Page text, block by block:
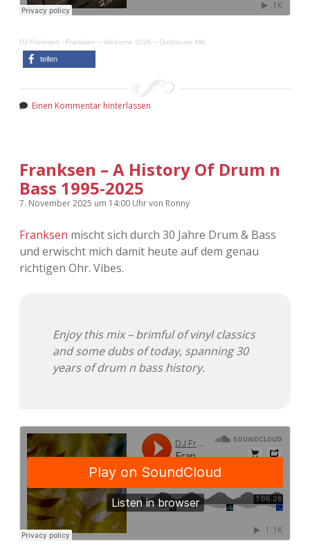
Adventskalender 2019
Adventskalender 2020
Adventskalender 2021
Adventskalender 2022
Adventskalender 2024
DJ Franksen · Franksen – Welcome 2026 – Dubhouse Mix
teilen
Einen Kommentar hinterlassen
Franksen – A History Of Drum n
Bass 1995-2025
7. November 2025 um 14:00 Uhrvon Ronny
Franksen mischt sich durch 30 Jahre Drum & Bass
und erwischt mich damit heute auf dem genau
richtigen Ohr. Vibes.
Enjoy this mix – brimful of vinyl classics
and some dubs of today, spanning 30
years of drum n bass history.